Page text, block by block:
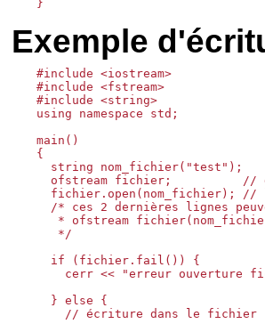
Exemple
#include <iostream>
#include <fstream>
#include <string>
using namespace std;
main()
{
  string nom_fichier("test");
ofstream fichier;          //
fichier.open(nom_fichier); //
/* ces 2 dernières lignes
* ofstream
   */
  if (fichier.fail()) {
cerr << "erreur ouverture
  } else {
    // écriture dans le fichier